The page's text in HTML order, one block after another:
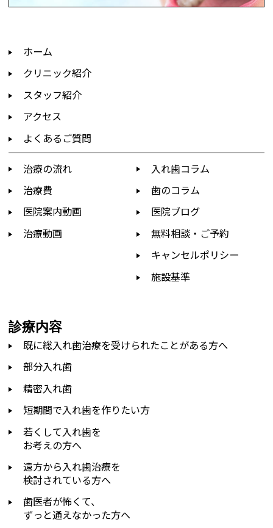
ホーム
クリニック紹介
スタッフ紹介
アクセス
よくあるご質問
治療の流れ
治療費
医院案内動画
治療動画
入れ歯コラム
歯のコラム
医院ブログ
無料相談・ご予約
キャンセルポリシー
施設基準
診療内容
既に総入れ歯治療を受けられたことがある方へ
部分入れ歯
精密入れ歯
短期間で入れ歯を作りたい方
若くして入れ歯を
お考えの方へ
遠方から入れ歯治療を
検討されている方へ
歯医者が怖くて、
ずっと通えなかった方へ